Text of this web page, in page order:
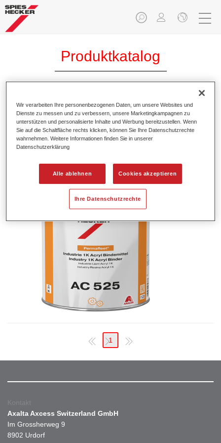
Produktkatalog
Permafleet® Industrie 1K Acryl
Bindemittel AC525
Artikelnummer 35005250
1
Kontakt
Axalta Axcess Switzerland GmbH
Im Grossherweg 9
8902 Urdorf
Wir verarbeiten Ihre personenbezogenen Daten, um unsere Websites und
Dienste zu messen und zu verbessern, unsere Marketingkampagnen zu
unterstützen und personalisierte Inhalte und Werbung bereitzustellen. Wenn
Sie auf die Schaltfläche rechts klicken, können Sie Ihre Datenschutzrechte
wahrnehmen. Weitere Informationen finden Sie in unserer
Datenschutzerklärung
Alle ablehnen Cookies akzeptieren
Ihre Datenschutzrechte